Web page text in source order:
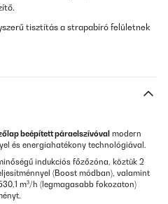
tisztítás a strapabíró felületnek
beépített páraelszívóval modern
és energiahatékony technológiával.
indukciós főzőzóna, köztük 2
(Boost módban), valamint
m³/h (legmagasabb fokozaton)